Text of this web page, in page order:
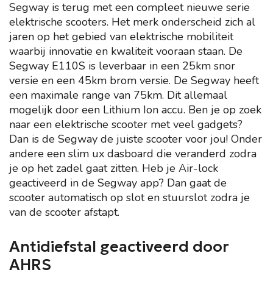
Segway is terug met een compleet nieuwe serie
elektrische scooters. Het merk onderscheid zich al
jaren op het gebied van elektrische mobiliteit
waarbij innovatie en kwaliteit vooraan staan. De
Segway E110S is leverbaar in een 25km snor
versie en een 45km brom versie. De Segway heeft
een maximale range van 75km. Dit allemaal
mogelijk door een Lithium Ion accu. Ben je op zoek
naar een elektrische scooter met veel gadgets?
Dan is de Segway de juiste scooter voor jou! Onder
andere een slim ux dasboard die veranderd zodra
je op het zadel gaat zitten. Heb je Air-lock
geactiveerd in de Segway app? Dan gaat de
scooter automatisch op slot en stuurslot zodra je
van de scooter afstapt.
Antidiefstal geactiveerd door
AHRS